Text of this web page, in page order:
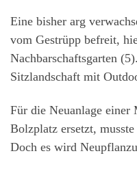
Eine bisher arg
vom Gestrüpp befreit,
Nachbarschaftsgarten
Sitzlandschaft mit
Für die Neuanlage einer
Bolzplatz ersetzt,
Doch es wird